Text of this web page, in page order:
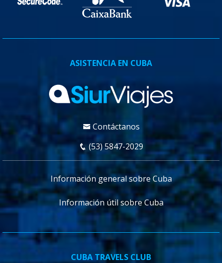
ASISTENCIA EN CUBA
Contáctanos
(53) 5847-2029
Información general sobre Cuba
Información útil sobre Cuba
CUBA TRAVELS CLUB